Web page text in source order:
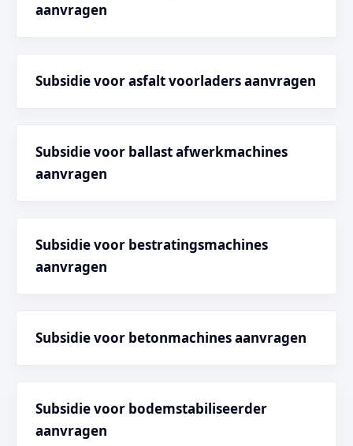
aanvragen
Subsidie voor asfalt voorladers aanvragen
Subsidie voor ballast afwerkmachines
aanvragen
Subsidie voor bestratingsmachines
aanvragen
Subsidie voor betonmachines aanvragen
Subsidie voor bodemstabiliseerder
aanvragen